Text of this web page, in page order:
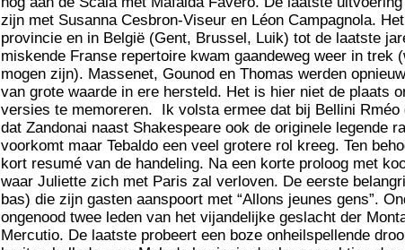
zijn met Susanna Cesbron-Viseur en Léon Campagnola.
provincie en in België (Gent, Brussel, Luik) tot de laatste
miskende Franse repertoire kwam gaandeweg weer in trek
mogen zijn). Massenet, Gounod en Thomas werden
van grote waarde in ere hersteld. Het is hier niet de plaats
versies te memoreren. Ik volsta ermee dat bij Bellini
dat Zandonai naast Shakespeare ook de originele legende
voorkomt maar Tebaldo een veel grotere rol kreeg. Ten
kort resumé van de handeling. Na een korte proloog met
waar Juliette zich met Paris zal verloven. De eerste
bas) die zijn gasten aanspoort met “Allons jeunes gens”.
ongenood twee leden van het vijandelijke geslacht der
Mercutio. De laatste probeert een boze onheilspellende